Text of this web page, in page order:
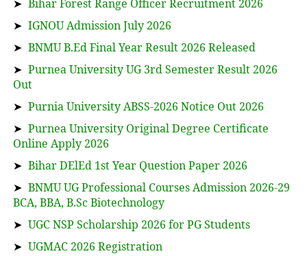
➤ Bihar Forest Range Officer Recruitment 2026
➤ IGNOU Admission July 2026
➤ BNMU B.Ed Final Year Result 2026 Released
➤ Purnea University UG 3rd Semester Result 2026
Out
➤ Purnia University ABSS-2026 Notice Out 2026
➤ Purnea University Original Degree Certificate
Online Apply 2026
➤ Bihar DElEd 1st Year Question Paper 2026
➤ BNMU UG Professional Courses Admission 2026-29
BCA, BBA, B.Sc Biotechnology
➤ UGC NSP Scholarship 2026 for PG Students
➤ UGMAC 2026 Registration